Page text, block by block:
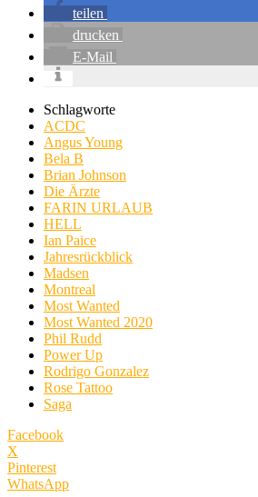
teilen
drucken
E-Mail
Schlagworte
ACDC
Angus Young
Bela B
Brian Johnson
Die Ärzte
FARIN URLAUB
HELL
Ian Paice
Jahresrückblick
Madsen
Montreal
Most Wanted
Most Wanted 2020
Phil Rudd
Power Up
Rodrigo Gonzalez
Rose Tattoo
Saga
Facebook
X
Pinterest
WhatsApp